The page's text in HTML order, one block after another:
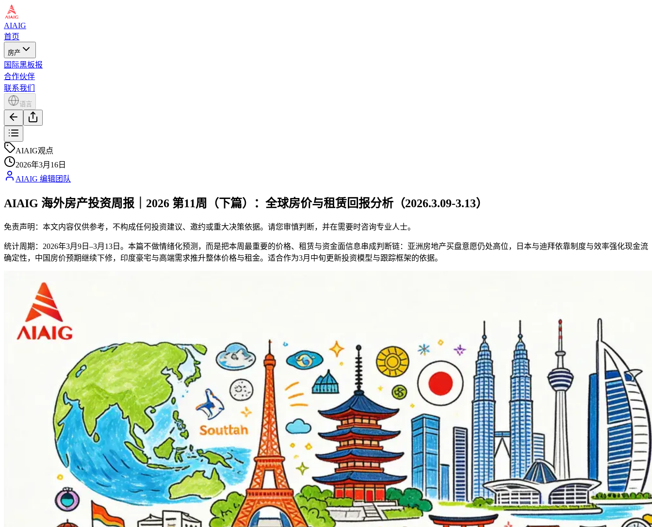
AIAIG
首页
房产
国际黑板报
合作伙伴
联系我们
语言
AIAIG观点
2026年3月16日
AIAIG 编辑团队
AIAIG 海外房产投资周报｜2026 第11周（下篇）：全球房价与租赁回报分析（2026.3.09-3.13）
免责声明：本文内容仅供参考，不构成任何投资建议、邀约或重大决策依据。请您审慎判断，并在需要时咨询专业人士。
统计周期：2026年3月9日–3月13日。本篇不做情绪化预测，而是把本周最重要的价格、租赁与资金面信息串成判断链：亚洲房地产买盘意愿仍处高位，日本与迪拜依靠制度与效率强化现金流
确定性，中国房价预期继续下修，印度豪宅与高端需求推升整体价格与租金。适合作为3月中旬更新投资模型与跟踪框架的依据。